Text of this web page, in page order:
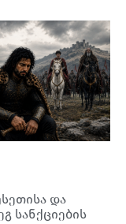
და
სანქციების